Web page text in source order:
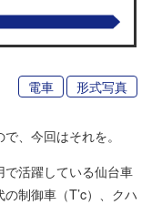
電車 形式写真
、今回はそれを。
活躍している仙台車
制御車（T’c）、クハ